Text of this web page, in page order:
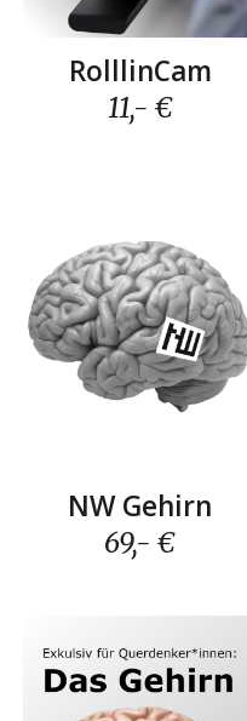
RolllinCam
11,- €
NW Gehirn
69,- €